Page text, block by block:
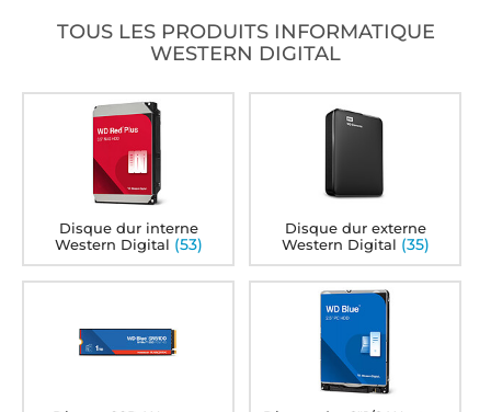
TOUS LES PRODUITS INFORMATIQUE
WESTERN DIGITAL
Disque dur interne
Western Digital (53)
Disque dur externe
Western Digital (35)